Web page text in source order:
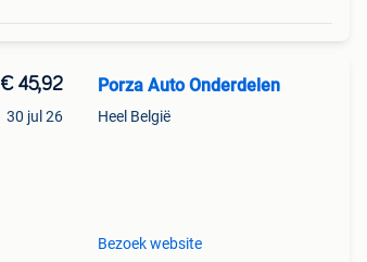
€ 45,92
30 jul 26
Porza Auto Onderdelen
Heel België
Bezoek website